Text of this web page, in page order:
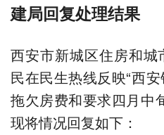
建局回复处理结果
西安市新城区住房和城
民在民生热线反映“西
拖欠房费和要求四月中
现将情况回复如下：